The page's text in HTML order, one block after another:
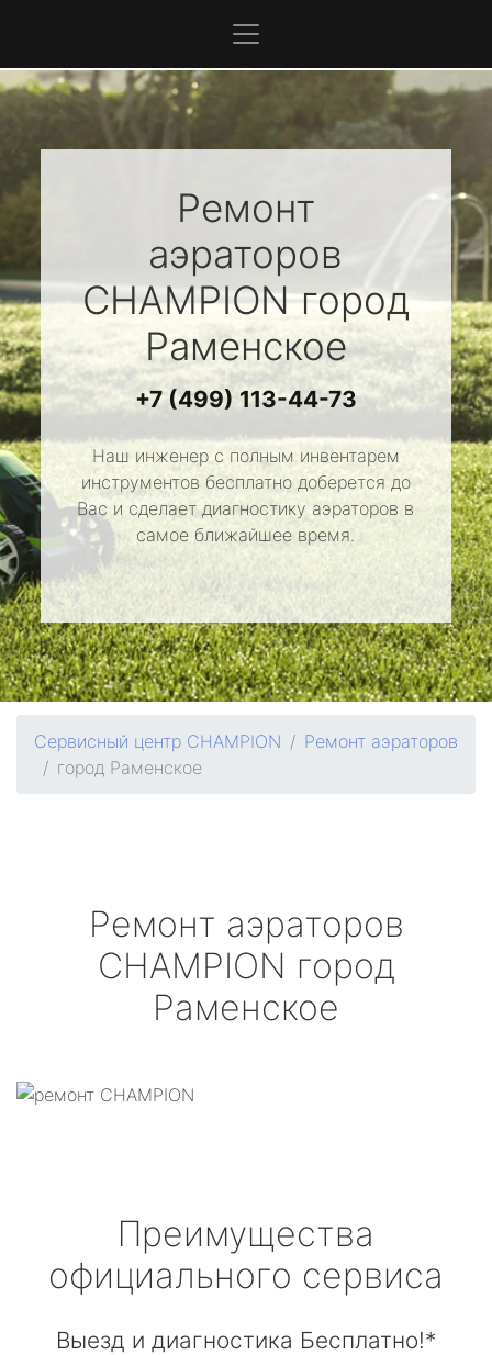
Ремонт
аэраторов
CHAMPIONгород
Раменское
+7 (499) 113-44-73
Наш инженер с полным инвентарем
инструментов бесплатно доберется до
Вас и сделает диагностику аэраторов в
самое ближайшее время.
Сервисный центр CHAMPION
Ремонт аэраторов
город Раменское
Ремонт аэраторов
CHAMPION город
Раменское
Преимущества
официального сервиса
Выезд и диагностика Бесплатно!*